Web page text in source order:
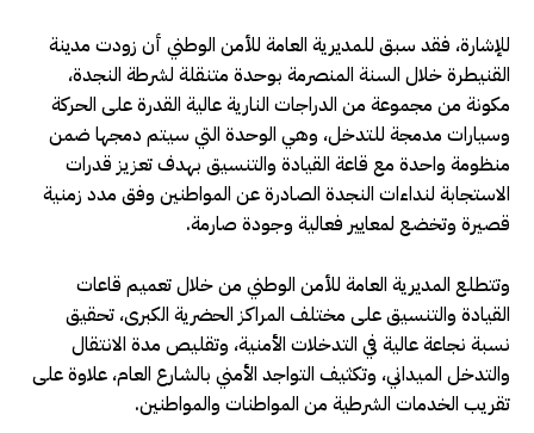
للإشارة، فقد سبق للمديرية العامة للأمن الوطني أن زودت مدينة
القنيطرة خلال السنة المنصرمة بوحدة متنقلة لشرطة النجدة،
مكونة من مجموعة من الدراجات النارية عالية القدرة على الحركة
وسيارات مدمجة للتدخل، وهي الوحدة التي سيتم دمجها ضمن
منظومة واحدة مع قاعة القيادة والتنسيق بهدف تعزيز قدرات
الاستجابة لنداءات النجدة الصادرة عن المواطنين وفق مدد زمنية
قصيرة وتخضع لمعايير فعالية وجودة صارمة.
وتتطلع المديرية العامة للأمن الوطني من خلال تعميم قاعات
القيادة والتنسيق على مختلف المراكز الحضرية الكبرى، تحقيق
نسبة نجاعة عالية في التدخلات الأمنية، وتقليص مدة الانتقال
والتدخل الميداني، وتكثيف التواجد الأمني بالشارع العام، علاوة على
تقريب الخدمات الشرطية من المواطنات والمواطنين.